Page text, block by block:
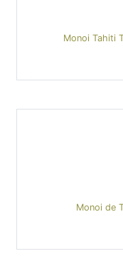
Monoi Tahiti
Monoi de